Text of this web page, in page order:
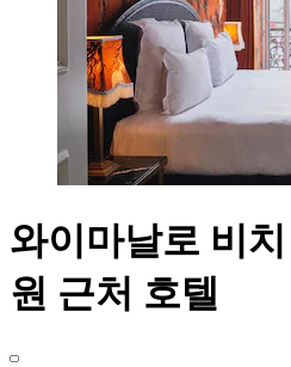
와이마날로 비
원 근처 호텔